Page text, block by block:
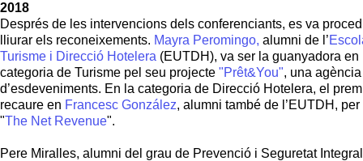
2018
Després de les intervencions dels conferenciants, es va
lliurar els reconeixements. Mayra Peromingo, alumni de l’
Turisme i Direcció Hotelera (EUTDH), va ser la guanyadora en
categoria de Turisme pel seu projecte "Prêt&You", una agència
d’esdeveniments. En la categoria de Direcció Hotelera, el
recaure en Francesc González, alumni també de l’EUTDH, per
"The Net Revenue".
Pere Miralles, alumni del grau de Prevenció i Seguretat